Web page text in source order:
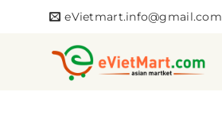
eVietmart.info@gmail.com